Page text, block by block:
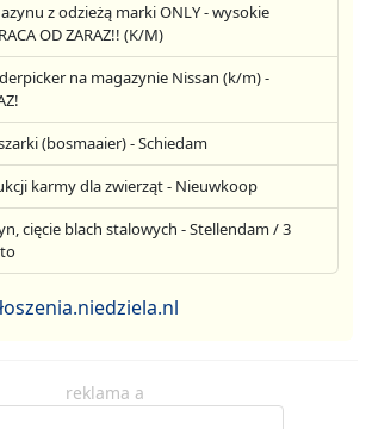
z odzieżą marki ONLY - wysokie
OD ZARAZ!! (K/M)
na magazynie Nissan (k/m) -
(bosmaaier) - Schiedam
karmy dla zwierząt - Nieuwkoop
cięcie blach stalowych - Stellendam / 3
reklama a